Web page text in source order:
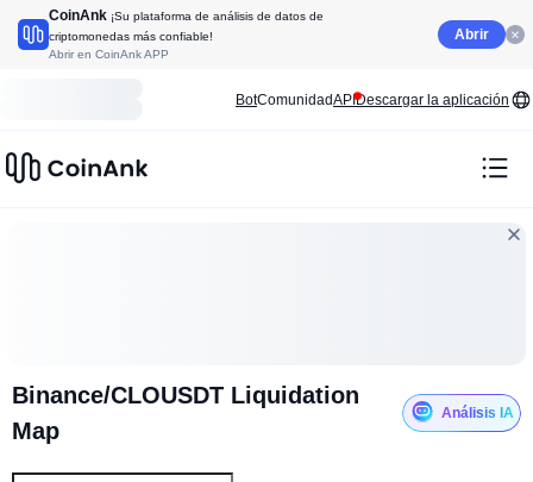
CoinAnk ¡Su plataforma de análisis de datos de
criptomonedas más confiable!
Abrir en CoinAnk APP
Abrir
BotComunidadAPIDescargar la aplicación
Binance/CLOUSDT Liquidation
Map
Análisis IA